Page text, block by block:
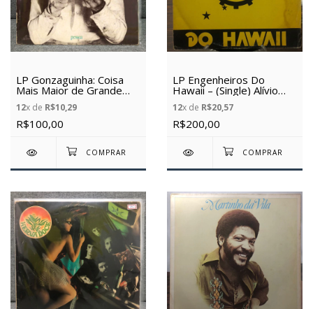
LP Gonzaguinha: Coisa
Mais Maior de Grande
(Pessoa) - (1981) - (Vinil
Usado)
12x de R$10,29
R$100,00
LP Engenheiros Do
Hawaii – (Single) Alívio
Imediato (1989) (Vinil
usado)
12x de R$20,57
R$200,00